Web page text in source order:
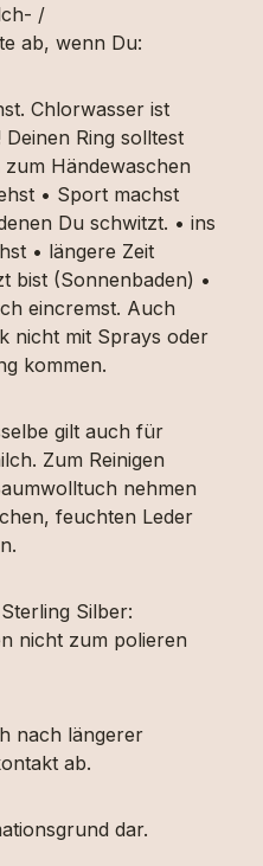
/
ab, wenn Du:
Chlorwasser ist
Ring solltest
Händewaschen
• Sport machst
Du schwitzt. • ins
• längere Zeit
bist (Sonnenbaden) •
eincremst. Auch
nicht mit Sprays oder
kommen.
gilt auch für
Zum Reinigen
nehmen
feuchten Leder
Silber:
nicht zum polieren
nach längerer
ab.
dar.